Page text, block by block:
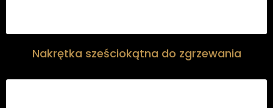
Nakrętka sześciokątna do zgrzewania